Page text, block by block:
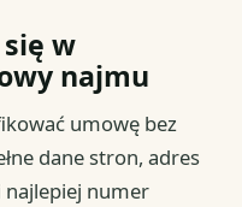
w
najmu
umowę bez
dane stron, adres
najlepiej numer